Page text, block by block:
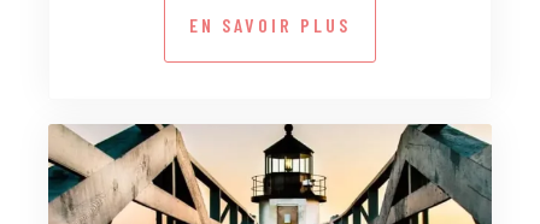
EN SAVOIR PLUS